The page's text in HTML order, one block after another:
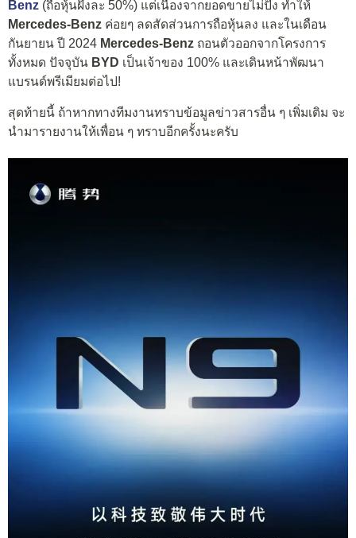
Benz (ถือหุ้นฝั่งละ 50%) แต่เนื่องจากยอดขายไม่ปัง ทำให้
Mercedes-Benz ค่อยๆ ลดสัดส่วนการถือหุ้นลง และในเดือน
กันยายน ปี 2024 Mercedes-Benz ถอนตัวออกจากโครงการ
ทั้งหมด ปัจจุบัน BYD เป็นเจ้าของ 100% และเดินหน้าพัฒนา
แบรนด์พรีเมียมต่อไป!
สุดท้ายนี้ ถ้าหากทางทีมงานทราบข้อมูลข่าวสารอื่น ๆ เพิ่มเติม จะ
นำมารายงานให้เพื่อน ๆ ทราบอีกครั้งนะครับ